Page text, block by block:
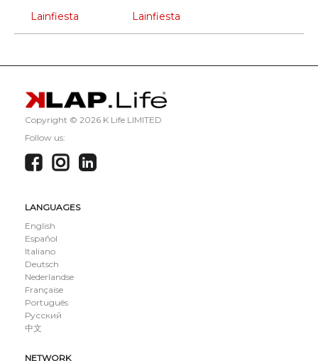
Lainfiesta
Lainfiesta
Copyright © 2026 K Life LIMITED
Follow us:
LANGUAGES
English
Español
Italiano
Deutsch
Nederlandse
Française
Português
Русский
中文
NETWORK